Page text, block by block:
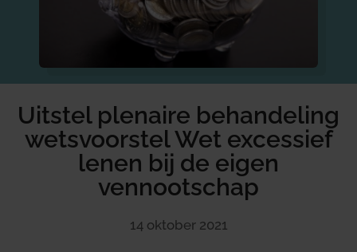
Uitstel plenaire behandeling
wetsvoorstel Wet excessief
lenen bij de eigen
vennootschap
14 oktober 2021